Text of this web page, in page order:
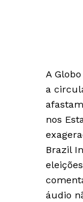
A
a
nos
Brazil
áudio